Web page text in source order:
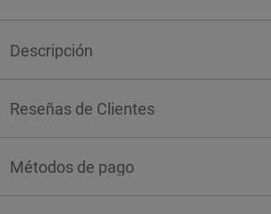
Descripción
Reseñas de Clientes
Métodos de pago